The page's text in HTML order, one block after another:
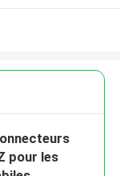
pour les